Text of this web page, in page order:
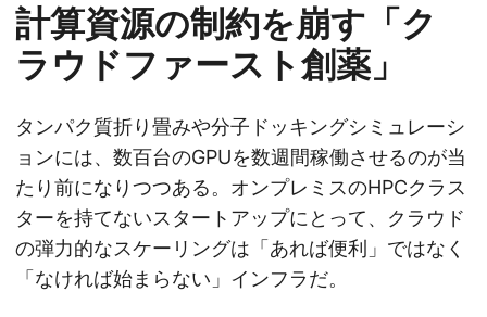
計算資源の制約を崩す「ク
ラウドファースト創薬」
タンパク質折り畳みや分子ドッキングシミュレーシ
ョンには、数百台のGPUを数週間稼働させるのが当
たり前になりつつある。オンプレミスのHPCクラス
ターを持てないスタートアップにとって、クラウド
の弾力的なスケーリングは「あれば便利」ではなく
「なければ始まらない」インフラだ。